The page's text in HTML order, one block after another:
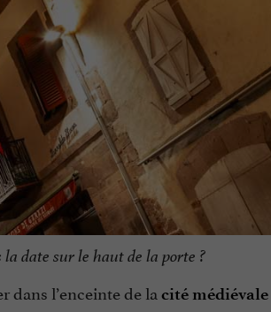
date sur le haut de la porte ?
dans l’enceinte de la cité médiévale